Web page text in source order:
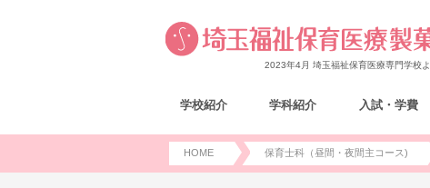
2023年4月 埼玉福祉保育医療専門学校
学校紹介 学科紹介 入試・学費
HOME 保育士科（昼間・夜間主コース)